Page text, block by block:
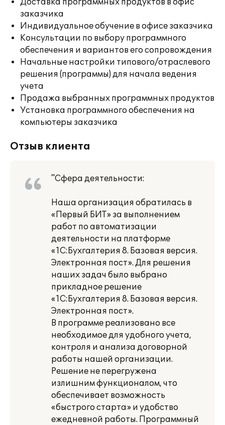
Доставка программных продуктов в офис
заказчика
Индивидуальное обучение в офисе заказчика
Консультации по выбору программного
обеспечения и вариантов его сопровождения
Начальные настройки типового/отраслевого
решения (программы) для начала ведения
учета
Продажа выбранных программных продуктов
Установка программного обеспечения на
компьютеры заказчика
Отзыв клиента
"Сфера деятельности:
Наша организация обратилась в
«Первый БИТ» за выполнением
работ по автоматизации
деятельности на платформе
«1С:Бухгалтерия 8. Базовая версия.
Электронная пост». Для решения
наших задач было выбрано
прикладное решение
«1С:Бухгалтерия 8. Базовая версия.
Электронная пост».
В программе реализовано все
необходимое для удобного учета,
контроля и анализа договорной
работы нашей организации.
Решение не перегружена
излишним функционалом, что
обеспечивает возможность
«быстрого старта» и удобство
ежедневной работы. Программный